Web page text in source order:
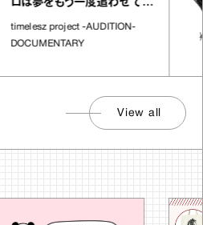
ロは夢をもう一度追わせてく
れた場所」
timelesz project -AUDITION-
DOCUMENTARY
View all